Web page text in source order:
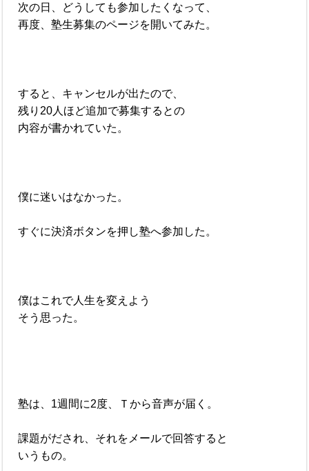
次の日、どうしても参加したくなって、
再度、塾生募集のページを開いてみた。
すると、キャンセルが出たので、
残り20人ほど追加で募集するとの
内容が書かれていた。
僕に迷いはなかった。
すぐに決済ボタンを押し塾へ参加した。
僕はこれで人生を変えよう
そう思った。
塾は、1週間に2度、Ｔから音声が届く。
課題がだされ、それをメールで回答すると
いうもの。